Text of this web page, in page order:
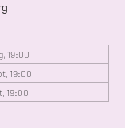
19:00
19:00
19:00